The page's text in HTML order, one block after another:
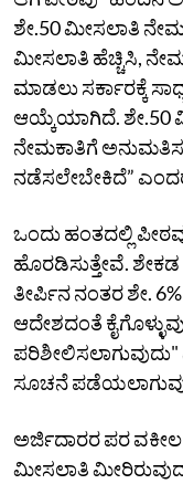
ಶೇ.50 ಮೀಸಲಾತಿ
ಮೀಸಲಾತಿ ಹೆಚ್ಚಿಸಿ,
ಮಾಡಲು ಸರ್ಕಾರಕ್ಕೆ
ಆಯ್ಕೆಯಾಗಿದೆ. ಶೇ.50
ನೇಮಕಾತಿಗೆ
ನಡೆಸಲೇಬೇಕಿದೆ”
ಒಂದು ಹಂತದಲ್ಲಿ
ಹೊರಡಿಸುತ್ತೇವೆ.
ತೀರ್ಪಿನ ನಂತರ ಶೇ.
ಆದೇಶದಂತೆ
ಸೂಚನೆ
ಅರ್ಜಿದಾರರ ಪರ
ಮೀಸಲಾತಿ